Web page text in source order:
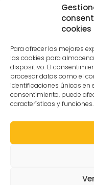
cookies
Para ofrecer las mejores
las cookies para
dispositivo. El
procesar datos como el
identificaciones únicas en
consentimiento, puede
características y funciones.